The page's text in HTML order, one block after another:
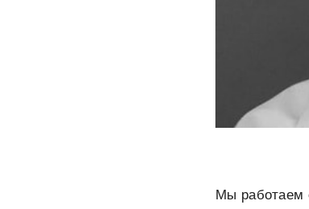
Мы работаем